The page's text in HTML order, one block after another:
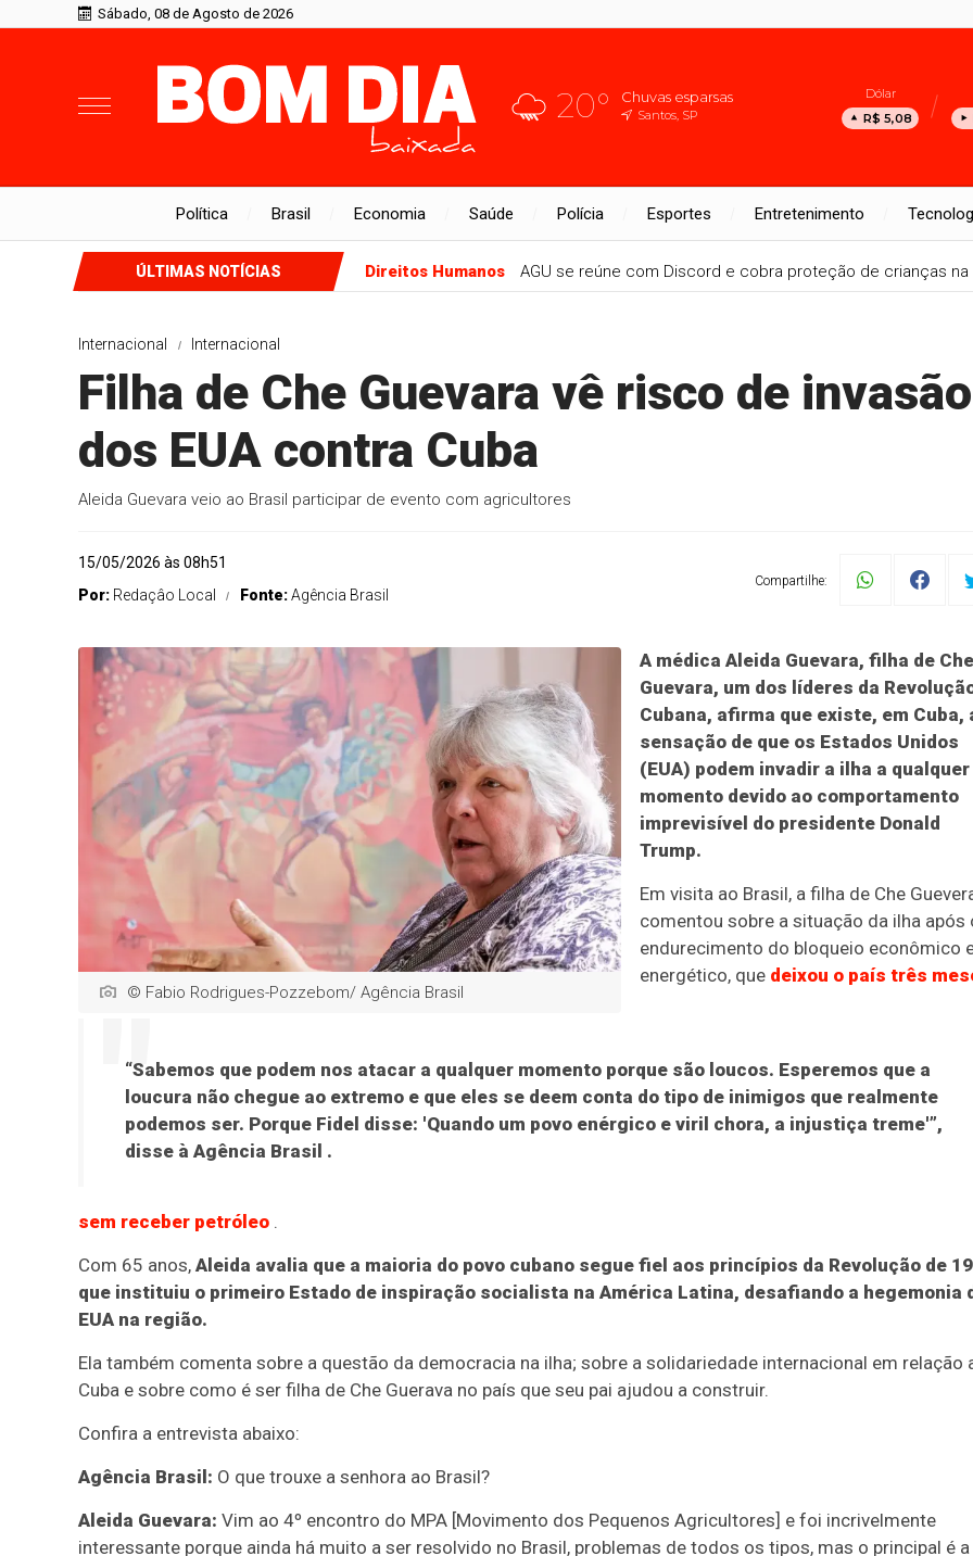
Sábado, 08 de Agosto de 2026
20° Chuvas esparsas
Santos, SP
Dólar
R$ 5,08
Política Brasil Economia Saúde Polícia Esportes Entretenimento
ÚLTIMAS NOTÍCIAS Direitos Humanos AGU se reúne com Discord e cobra proteção de crianças na
Internacional Internacional
Filha de Che Guevara vê risco de invasão
dos EUA contra Cuba
Aleida Guevara veio ao Brasil participar de evento com agricultores
15/05/2026 às 08h51
Por: Redaçâo Local Fonte:Agência Brasil
Compartilhe:
© Fabio Rodrigues-Pozzebom/ Agência Brasil
A médica Aleida Guevara, filha de Che
Guevara, um dos líderes da
Cubana, afirma que existe, em Cuba,
sensação de que os Estados Unidos
(EUA) podem invadir a ilha a qualquer
momento devido ao comportamento
imprevisível do presidente Donald
Trump.
“Sabemos que podem nos atacar a qualquer momento porque são loucos. Esperemos que a
loucura não chegue ao extremo e que eles se deem conta do tipo de inimigos que realmente
podemos ser. Porque Fidel disse: 'Quando um povo enérgico e viril chora, a injustiça treme'”,
disse à Agência Brasil .
Em visita ao Brasil, a filha de Che
comentou sobre a situação da ilha após
endurecimento do bloqueio econômico
energético, que deixou o país três
sem receber petróleo .
Com 65 anos, Aleida avalia que a maioria do povo cubano segue fiel aos princípios da Revolução de
que instituiu o primeiro Estado de inspiração socialista na América Latina, desafiando a hegemonia
EUA na região.
Ela também comenta sobre a questão da democracia na ilha; sobre a solidariedade internacional em relação
Cuba e sobre como é ser filha de Che Guerava no país que seu pai ajudou a construir.
Confira a entrevista abaixo:
Agência Brasil: O que trouxe a senhora ao Brasil?
Aleida Guevara: Vim ao 4º encontro do MPA [Movimento dos Pequenos Agricultores] e foi incrivelmente
interessante porque ainda há muito a ser resolvido no Brasil, problemas de todos os tipos, mas o principal é a